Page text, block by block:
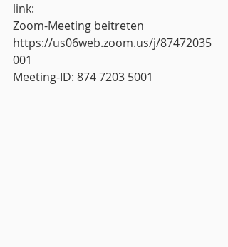
link:
Zoom-Meeting beitreten
https://us06web.zoom.us/j/87472035
001
Meeting-ID: 874 7203 5001